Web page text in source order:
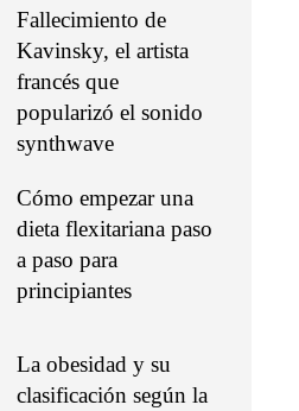
Fallecimiento de
Kavinsky, el artista
francés que
popularizó el sonido
synthwave
Cómo empezar una
dieta flexitariana paso
a paso para
principiantes
La obesidad y su
clasificación según la